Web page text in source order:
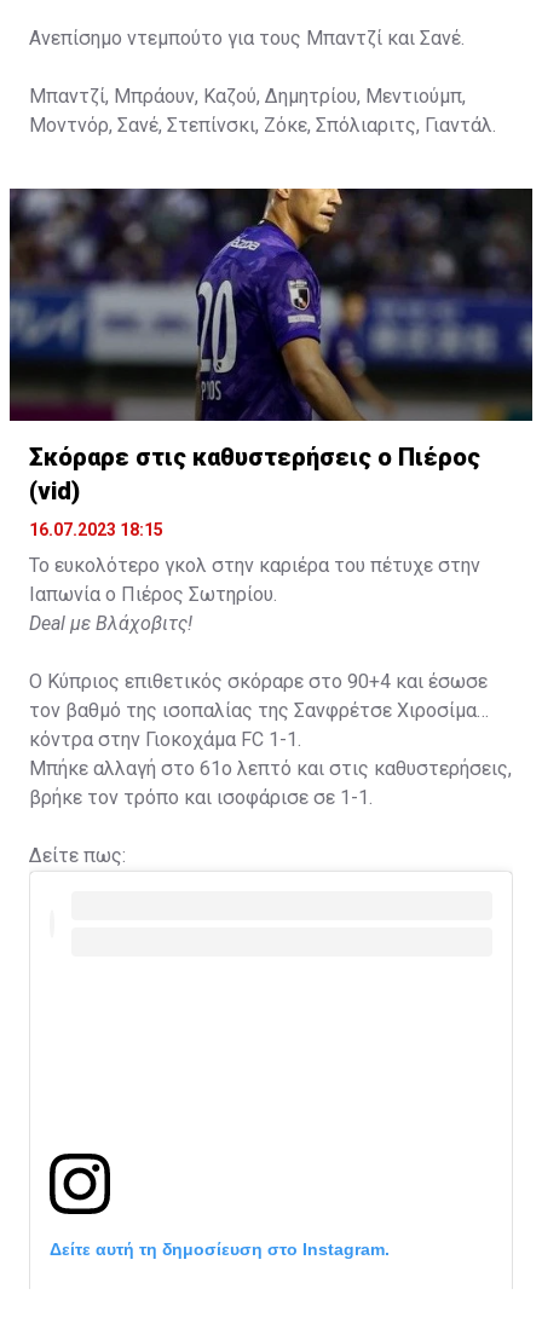
Ανεπίσημο ντεμπούτο για τους Μπαντζί και Σανέ.
Μπαντζί, Μπράουν, Καζού, Δημητρίου, Μεντιούμπ,
Μοντνόρ, Σανέ, Στεπίνσκι, Ζόκε, Σπόλιαριτς, Γιαντάλ.
Σκόραρε στις καθυστερήσεις ο Πιέρος
(vid)
16.07.2023 18:15
Το ευκολότερο γκολ στην καριέρα του πέτυχε στην
Ιαπωνία ο Πιέρος Σωτηρίου.
Deal με Βλάχοβιτς!
Ο Κύπριος επιθετικός σκόραρε στο 90+4 και έσωσε
τον βαθμό της ισοπαλίας της Σανφρέτσε Χιροσίμα
κόντρα στην Γιοκοχάμα FC 1-1.
Μπήκε αλλαγή στο 61ο λεπτό και στις καθυστερήσεις,
βρήκε τον τρόπο και ισοφάρισε σε 1-1.
Δείτε πως:
Δείτε αυτή τη δημοσίευση στο Instagram.